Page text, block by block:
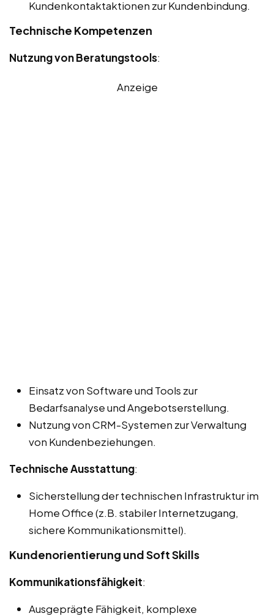
Kundenkontaktaktionen zur Kundenbindung.
Technische Kompetenzen
Nutzung von Beratungstools:
Anzeige
Einsatz von Software und Tools zur
Bedarfsanalyse und Angebotserstellung.
Nutzung von CRM-Systemen zur Verwaltung
von Kundenbeziehungen.
Technische Ausstattung:
Sicherstellung der technischen Infrastruktur im
Home Office (z.B. stabiler Internetzugang,
sichere Kommunikationsmittel).
Kundenorientierung und Soft Skills
Kommunikationsfähigkeit:
Ausgeprägte Fähigkeit, komplexe